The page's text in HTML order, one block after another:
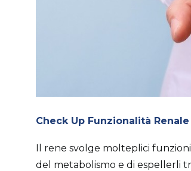
Check Up Funzionalità Renale
Il rene svolge molteplici
del metabolismo e di espellerli